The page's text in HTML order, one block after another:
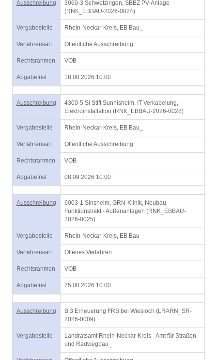
Ausschreibung
3060-3 Schwetzingen, SBBZ PV-Anlage
(RNK_EBBAU-2026-0024)
Vergabestelle Rhein-Neckar-Kreis, EB Bau_
Verfahrensart Öffentliche Ausschreibung
Rechtsrahmen VOB
Abgabefrist 18.08.2026 10:00
Ausschreibung
4300-5 Si Stift Sunnisheim, IT Verkabelung,
Elektroinstallation (RNK_EBBAU-2026-0028)
Vergabestelle Rhein-Neckar-Kreis, EB Bau_
Verfahrensart Öffentliche Ausschreibung
Rechtsrahmen VOB
Abgabefrist 08.09.2026 10:00
Ausschreibung
6003-1 Sinsheim, GRN-Klinik, Neubau
Funktionstrakt - Außenanlagen (RNK_EBBAU-
2026-0025)
Vergabestelle Rhein-Neckar-Kreis, EB Bau_
Verfahrensart Offenes Verfahren
Rechtsrahmen VOB
Abgabefrist 25.08.2026 10:00
Ausschreibung
B 3 Erneuerung FRS bei Wiesloch (LRARN_SR-
2026-0009)
Vergabestelle
Landratsamt Rhein-Neckar-Kreis - Amt für Straßen-
und Radwegbau_